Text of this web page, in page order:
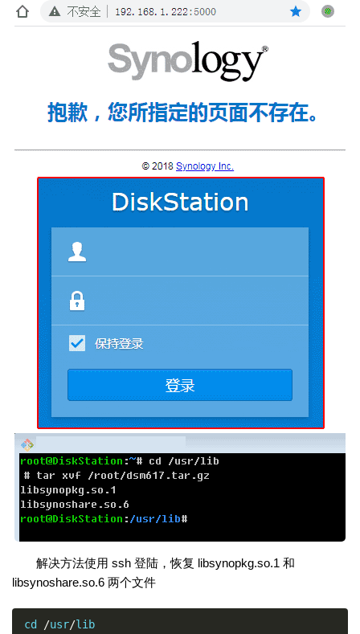
解决方法使用 ssh 登陆，恢复 libsynopkg.so.1 和
libsynoshare.so.6 两个文件
cd /usr/lib